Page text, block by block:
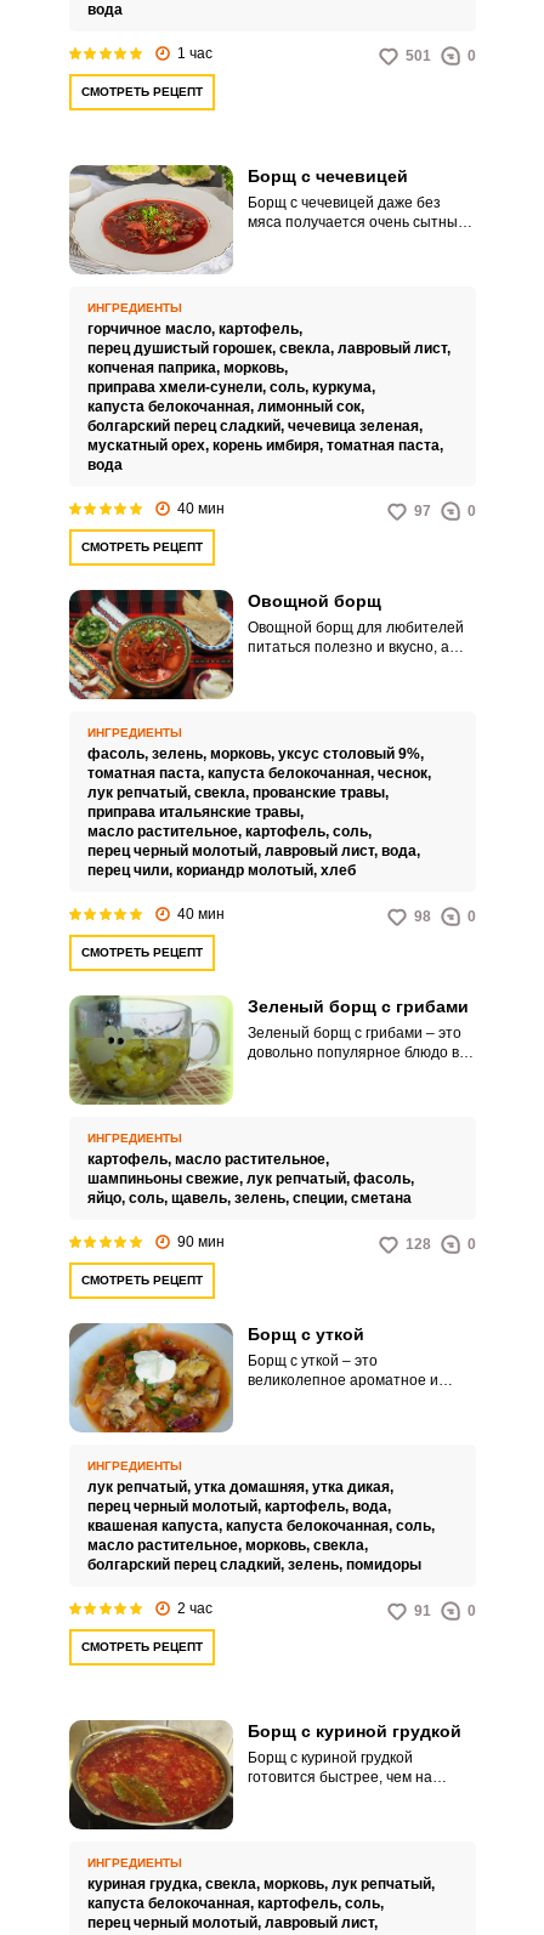
вода
1 час 501 0
СМОТРЕТЬ РЕЦЕПТ
Борщ с чечевицей
Борщ с чечевицей даже без
мяса получается очень сытным.
ИНГРЕДИЕНТЫ
горчичное масло, картофель,
перец душистый горошек, свекла, лавровый лист,
копченая паприка, морковь,
приправа хмели-сунели, соль, куркума,
капуста белокочанная, лимонный сок,
болгарский перец сладкий, чечевица зеленая,
мускатный орех, корень имбиря, томатная паста,
вода
40 мин 97 0
СМОТРЕТЬ РЕЦЕПТ
Овощной борщ
Овощной борщ для любителей
питаться полезно и вкусно, а
довольно быстро и бульон
получается насыщенным и
ароматным.
ИНГРЕДИЕНТЫ
фасоль, зелень, морковь, уксус столовый 9%,
томатная паста, капуста белокочанная, чеснок,
лук репчатый, свекла, прованские травы,
приправа итальянские травы,
масло растительное, картофель, соль,
перец черный молотый, лавровый лист, вода,
перец чили, кориандр молотый, хлеб
40 мин 98 0
СМОТРЕТЬ РЕЦЕПТ
Зеленый борщ с грибами
Зеленый борщ с грибами – это
довольно популярное блюдо в
ИНГРЕДИЕНТЫ
картофель, масло растительное,
шампиньоны свежие, лук репчатый, фасоль,
яйцо, соль, щавель, зелень, специи, сметана
90 мин 128 0
СМОТРЕТЬ РЕЦЕПТ
Борщ с уткой
Борщ с уткой – это
великолепное ароматное и
ИНГРЕДИЕНТЫ
лук репчатый, утка домашняя, утка дикая,
перец черный молотый, картофель, вода,
квашеная капуста, капуста белокочанная, соль,
масло растительное, морковь, свекла,
болгарский перец сладкий, зелень, помидоры
2 час 91 0
СМОТРЕТЬ РЕЦЕПТ
Борщ с куриной грудкой
Борщ с куриной грудкой
готовится быстрее, чем на
зажарки, а овощи поочередно
закладываем в бульон.
ИНГРЕДИЕНТЫ
куриная грудка, свекла, морковь, лук репчатый,
капуста белокочанная, картофель, соль,
перец черный молотый, лавровый лист,